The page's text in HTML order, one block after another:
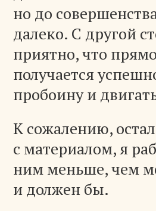
но до
далеко. С другой
приятно, что
получается
пробоину и
К сожалению,
с материалом, я
ним меньше, чем
и должен бы.